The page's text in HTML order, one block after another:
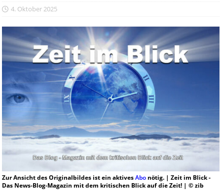
4. Oktober 2025
Zur Ansicht des Originalbildes ist ein aktivesAbonötig. | Zeit im Blick -
Das News-Blog-Magazin mit dem kritischen Blick auf die Zeit! | © zib